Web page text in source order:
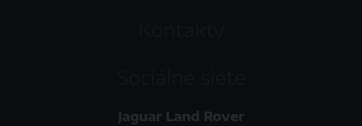
Jaguar Land Rover